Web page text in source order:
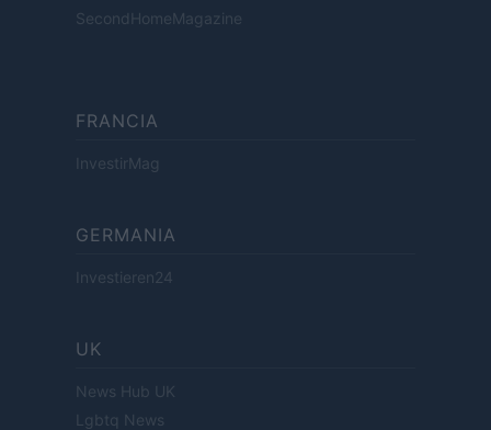
SecondHomeMagazine
FRANCIA
InvestirMag
GERMANIA
Investieren24
UK
News Hub UK
Lgbtq News